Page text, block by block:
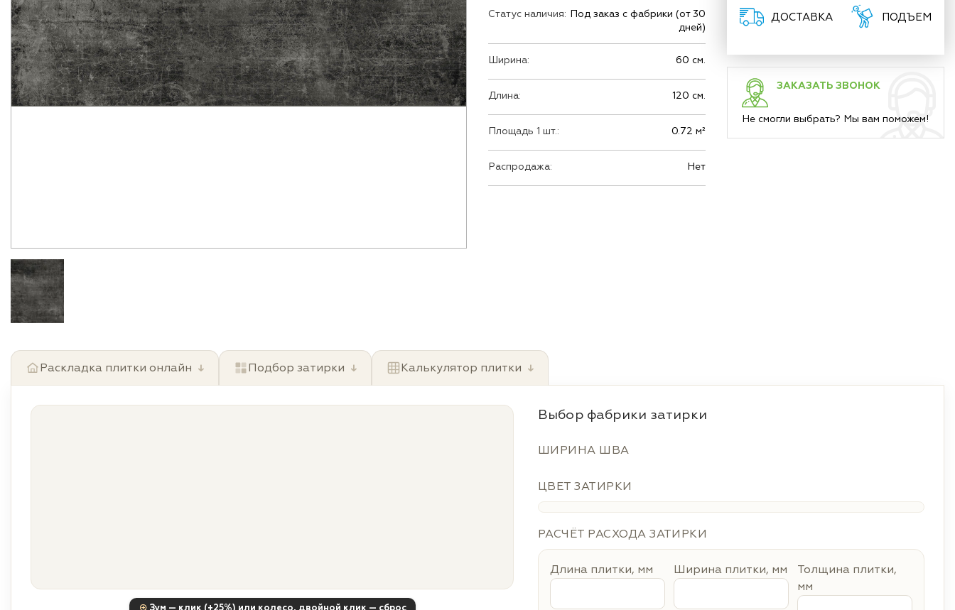
Статус наличия: Под заказ с фабрики (от 30
дней)
Ширина: 60 см.
Длина: 120 см.
Площадь 1 шт.: 0.72 м²
Распродажа: Нет
ДОСТАВКА ПОДЪЕМ
ЗАКАЗАТЬ ЗВОНОК
Не смогли выбрать? Мы вам поможем!
Раскладка плитки онлайн ↓ Подбор затирки ↓ Калькулятор плитки ↓
Выбор фабрики затирки
ШИРИНА ШВА
ЦВЕТ ЗАТИРКИ
РАСЧЁТ РАСХОДА ЗАТИРКИ
Длина плитки, мм Ширина плитки, мм
Толщина плитки,
мм